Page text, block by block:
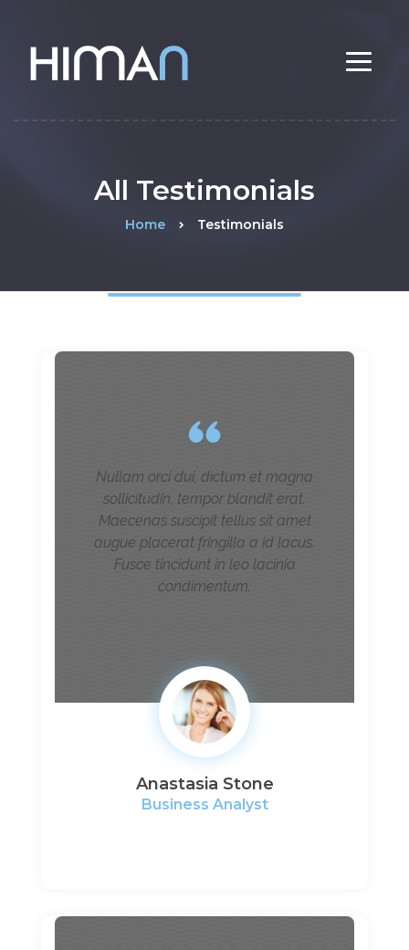
All Testimonials
Home Testimonials
Nullam orci dui, dictum et magna
sollicitudin, tempor blandit erat.
Maecenas suscipit tellus sit amet
augue placerat fringilla a id lacus.
Fusce tincidunt in leo lacinia
condimentum.
Anastasia Stone
Business Analyst